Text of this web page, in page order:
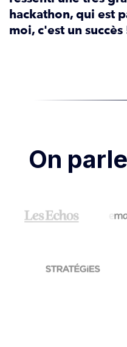
hackathon, qui est
moi, c'est un succès
On